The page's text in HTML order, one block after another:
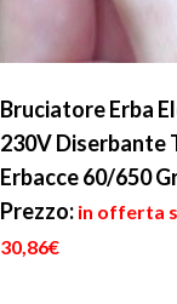
Bruciatore Erba
230V Diserbante
Erbacce 60/650
Prezzo: in offerta
30,86€